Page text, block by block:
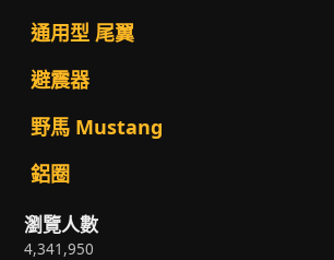
通用型 尾翼
避震器
野馬 Mustang
鋁圈
瀏覽人數
4,341,950